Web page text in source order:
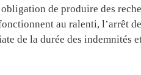
de produire des
au ralenti, l’arrêt
de la durée des indemnités